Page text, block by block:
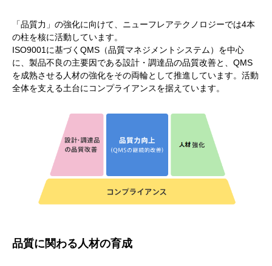
「品質力」の強化に向けて、ニューフレアテクノロジーでは4本
の柱を核に活動しています。
ISO9001に基づくQMS（品質マネジメントシステム）を中心
に、製品不良の主要因である設計・調達品の品質改善と、QMS
を成熟させる人材の強化をその両輪として推進しています。活動
全体を支える土台にコンプライアンスを据えています。
品質に関わる人材の育成